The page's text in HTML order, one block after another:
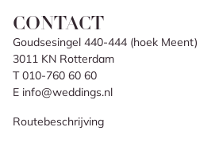
CONTACT
Goudsesingel 440-444 (hoek Meent)
3011 KN Rotterdam
T 010-760 60 60
E info@weddings.nl
Routebeschrijving